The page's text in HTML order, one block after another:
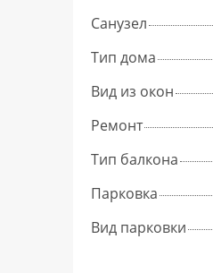
Cанузел
Тип дома
Вид из окон
Ремонт
Тип балкона
Парковка
Вид парковки